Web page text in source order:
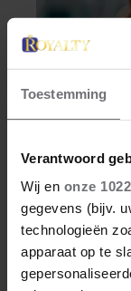
Toestemming
Verantwoord
Wij en onze
gegevens (bijv.
technologieën
apparaat op te
WEEKEND